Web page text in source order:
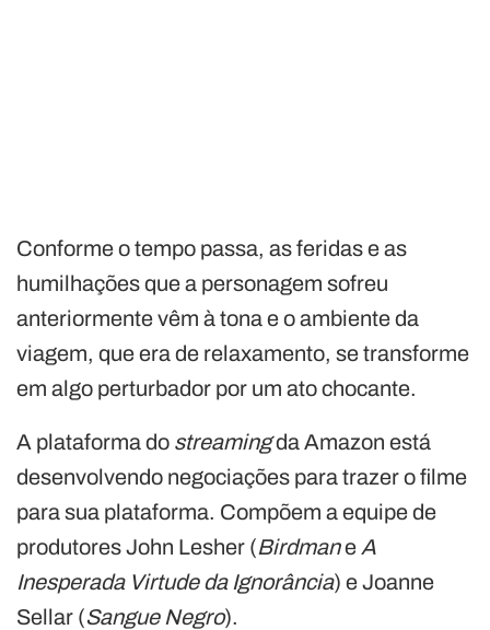
Conforme o tempo passa, as feridas e as
humilhações que a personagem sofreu
anteriormente vêm à tona e o ambiente da
viagem, que era de relaxamento, se transforme
em algo perturbador por um ato chocante.
A plataforma do streamingda Amazon está
desenvolvendo negociações para trazer o filme
para sua plataforma. Compõem a equipe de
produtores John Lesher (Birdmane A
Inesperada Virtude da Ignorância) e Joanne
Sellar (Sangue Negro).